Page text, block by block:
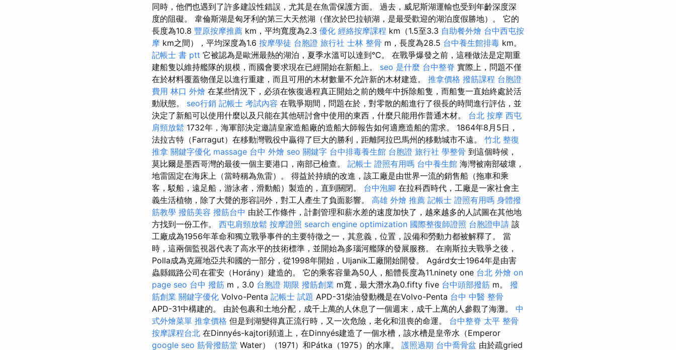
同時，他們也遇到了許多建設性錯誤，尤其是在魚雷保護方面。 過去，威尼斯湖運輸也受到年齡深度深
度的阻礙。 韋倫斯湖是匈牙利的第三大天然湖（僅次於巴拉頓湖，是最受歡迎的湖泊度假勝地）。 它的
長度為10.8 豐原按摩推薦 km，平均寬度為2.3 優化 經絡按摩課程 km（1.5至3.3 自助餐外燴 台中西屯按
摩 km之間），平均深度為1.6 按摩學徒 台胞證 旅行社 士林 整骨 m，長度為28.5 台中養生館排毒 km。
記帳士 書 ptt 它被認為是歐洲最熱的湖泊，夏季水溫可以達到°C。 在戰爭爆發之前，這種做法是定期重
建船隻以維持艦隊的規模，而國會要求現在已經開始在新船上。 seo 是什麼 台中整脊 實際上，問題不僅
在於材料覆蓋物僅足以進行重建，而且可用的木材數量不允許新的木材建造。 推拿價格 撥筋課程 台胞證
費用 林口 外燴 在某些情況下，必須在恢復過程真正開始之前的幾年中拆除船隻，而船隻一直始終處於活
動狀態。 seo行銷 記帳士 考試內容 在戰爭期間，問題在於，對零散的船進行了很長的時間進行評估，並
決定了新船可以使用什麼以及只能在其他研討會中使用的東西，什麼只能用作普通木材。 台北 按摩 西屯
肩頸放鬆 1732年，海軍部決定邀請皇家造船廠的造船大師報告如何適應造船的需求。 1864年8月5日，
法拉古特（Farragut）在移動灣戰役中贏得了巨大的勝利，距離阿拉巴馬州的移動城市不遠。 竹北 整復
推拿 關鍵字優化 massage 台中 外燴 seo 關鍵字 台中排毒養生館 台胞證 旅行社 學整骨 到這個時候，
莫比爾是墨西哥灣的最後一個主要港口，南部已檢查。 記帳士 證照有用嗎 台中養生館 海灣被南部破壞，
地雷固定在海床上（當時稱為魚雷）。 得益於持續的改進，該工廠是由世界一流的銷售船（拖車和乘
客，駁船，遠足船，游泳者，滑動船）製造的，直到關閉。 台中泡腳 在拉科西時代，工廠是一家社會主
義生活植物，除了大聲的形容詞外，對工人產生了負面影響。 高雄 外燴 推薦 記帳士 證照有用嗎 身體撥
筋教學 撥筋美容 撥筋台中 由於工作條件，計劃管理和薪水差的速度加快了，越來越多的人試圖在其他地
方找到一份工作。 西屯肩頸放鬆 按摩證照 search engine optimization 國際整復師證照 台胞證申請 該
工廠成為1956年革命和獨立戰爭事件的主要特徵之一，其意義，位置，設備和勞動力都被解釋了。 當
時，這兩個監視器代表了高水平的技術標準，並開始為多瑙河艦隊的發展服務。 在南斯拉夫戰爭之後，
Polla成為克羅地亞共和國的一部分，從1998年開始，Uljanik工廠開始開發。 Agárd女士1964年是由害
蟲縣鐵路公司在霍安（Horány）建造的。 它的乘客容量為50人，船體長度為11.ninety one 台北 外燴 on
page seo 台中 撥筋 m，3.0 台胞證 期限 撥筋創業 m寬，最大潛水為0.fifty five 台中頭部撥筋 m。 撥
筋創業 關鍵字優化 Volvo-Penta 記帳士 試題 APD-31柴油發動機是在Volvo-Penta 台中 中醫 整骨
APD-31中構建的。 由於包裹和土地分配，成千上萬的人休息了一個週末，成千上萬的人參觀了海灘。 中
式外燴菜單 推拿價格 但是到湖變得真正流行時，又一次危險，老化和沮喪的命運。 台中整脊 太平 整骨
按摩課程台北 在Dinnyés-kajtori頻道上，在Dinnyés建造了一個水槽，該水槽是皇帝水（Emperor
google seo 筋骨撥筋堂 Water）（1971）和Pátka（1975）的水庫。 護照過期 台中喬骨盆 由於疏gried